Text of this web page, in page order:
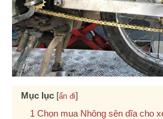
Mục lục [ẩn đi]
Chọn mua Nhông sên dĩa cho